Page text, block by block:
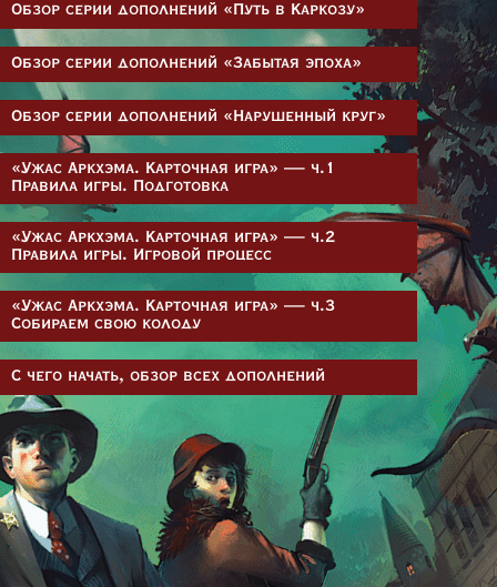
Обзор серии дополнений «Путь в Каркозу»
Обзор серии дополнений «Забытая эпоха»
Обзор серии дополнений «Нарушенный круг»
«Ужас Аркхэма. Карточная игра» — ч.1
Правила игры. Подготовка
«Ужас Аркхэма. Карточная игра» — ч.2
Правила игры. Игровой процесс
«Ужас Аркхэма. Карточная игра» — ч.3
Собираем свою колоду
С чего начать, обзор всех дополнений